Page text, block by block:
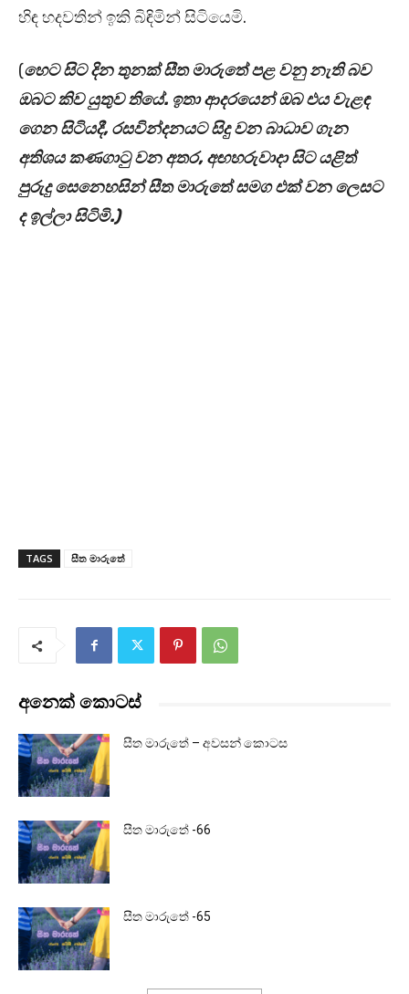
හිඳ හදවතින් ඉකි බිඳිමින් සිටියෙමි.
(හෙට සිට දින තුනක් සීත මාරුතේ පළ වනු නැති බව
ඔබට කිව යුතුව තියේ. ඉතා ආදරයෙන් ඔබ එය වැළඳ
ගෙන සිටියදී, රසවින්දනයට සිදු වන බාධාව ගැන
අතිශය කණගාටු වන අතර, අඟහරුවාදා සිට යළිත්
පුරුදු සෙනෙහසින් සීත මාරුතේ සමග එක් වන ලෙසට
ද ඉල්ලා සිටිමි.)
TAGS සීත මාරුතේ
අනෙක් කොටස්
සීත මාරුතේ – අවසන් කොටස
සීත මාරුතේ -66
සීත මාරුතේ -65